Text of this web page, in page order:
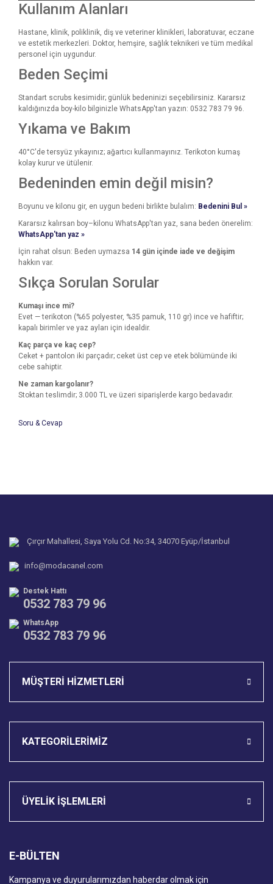
Kullanım Alanları
Hastane, klinik, poliklinik, diş ve veteriner klinikleri, laboratuvar, eczane
ve estetik merkezleri. Doktor, hemşire, sağlık teknikeri ve tüm medikal
personel için uygundur.
Beden Seçimi
Standart scrubs kesimidir; günlük bedeninizi seçebilirsiniz. Kararsız
kaldığınızda boy-kilo bilginizle WhatsApp'tan yazın: 0532 783 79 96.
Yıkama ve Bakım
40°C'de tersyüz yıkayınız; ağartıcı kullanmayınız. Terikoton kumaş
kolay kurur ve ütülenir.
Bedeninden emin değil misin?
Boyunu ve kilonu gir, en uygun bedeni birlikte bulalım: Bedenini Bul »
Kararsız kalırsan boy–kilonu WhatsApp'tan yaz, sana beden önerelim:
WhatsApp'tan yaz »
İçin rahat olsun: Beden uymazsa 14 gün içinde iade ve değişim
hakkın var.
Sıkça Sorulan Sorular
Kumaşı ince mi?
Evet — terikoton (%65 polyester, %35 pamuk, 110 gr) ince ve hafiftir;
kapalı birimler ve yaz ayları için idealdir.
Kaç parça ve kaç cep?
Ceket + pantolon iki parçadır; ceket üst cep ve etek bölümünde iki
cebe sahiptir.
Ne zaman kargolanır?
Stoktan teslimdir; 3.000 TL ve üzeri siparişlerde kargo bedavadır.
Bu ürüne benzer farklı alternatifler olmalı.
Soru & Cevap
Çırçır Mahallesi, Saya Yolu Cd. No:34, 34070 Eyüp/İstanbul
info@modacanel.com
Destek Hattı
0532 783 79 96
WhatsApp
0532 783 79 96
MÜŞTERİ HİZMETLERİ
KATEGORİLERİMİZ
ÜYELİK İŞLEMLERİ
E-BÜLTEN
Kampanya ve duyurularımızdan haberdar olmak için